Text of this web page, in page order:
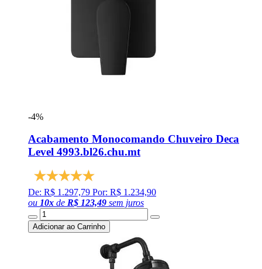
-4%
Acabamento Monocomando Chuveiro Deca
Level 4993.bl26.chu.mt
De: R$ 1.297,79 Por: R$ 1.234,90
ou 10x de R$ 123,49 sem juros
Adicionar ao Carrinho